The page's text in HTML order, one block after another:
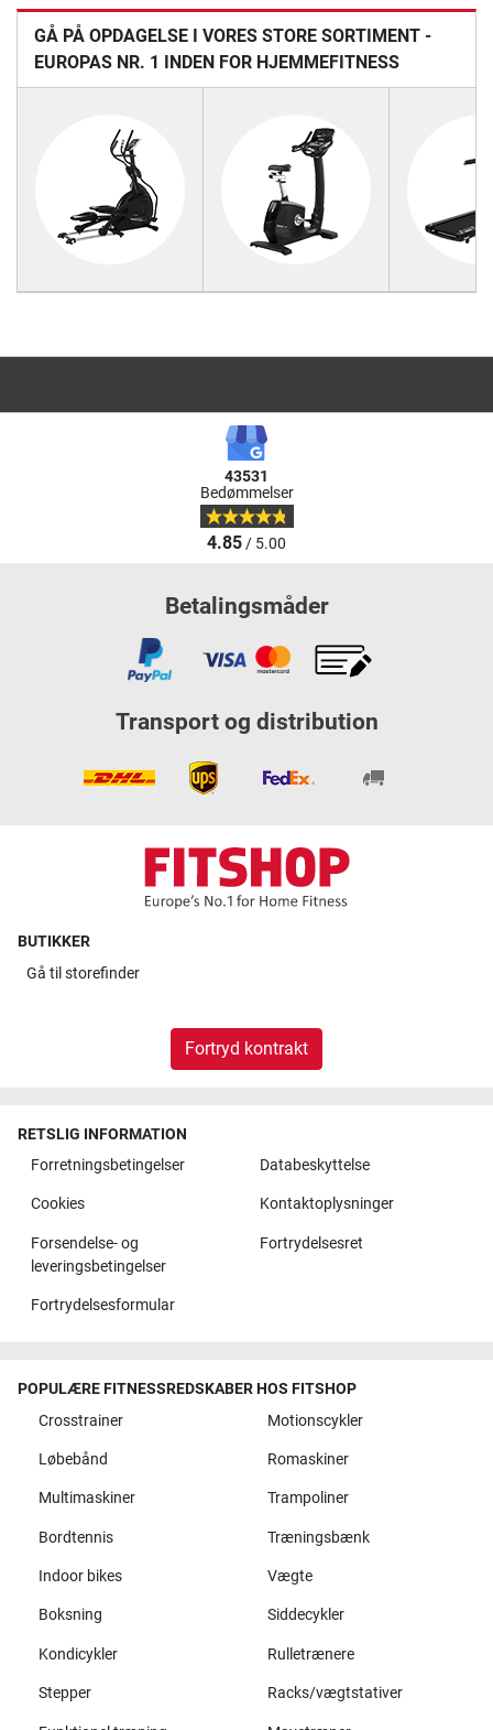
GÅ PÅ OPDAGELSE I VORES STORE SORTIMENT -
EUROPAS NR. 1 INDEN FOR HJEMMEFITNESS
43531
Bedømmelser
4.85/ 5.00
Betalingsmåder
Transport og distribution
BUTIKKER
Gå til storefinder
Fortryd kontrakt
RETSLIG INFORMATION
Forretningsbetingelser
Databeskyttelse
Cookies Kontaktoplysninger
Forsendelse- og
leveringsbetingelser
Fortrydelsesret
Fortrydelsesformular
POPULÆRE FITNESSREDSKABER HOS FITSHOP
Crosstrainer
Motionscykler
Løbebånd Romaskiner
Multimaskiner Trampoliner
Bordtennis Træningsbænk
Indoor bikes Vægte
Boksning Siddecykler
Kondicykler Rulletrænere
Stepper Racks/vægtstativer